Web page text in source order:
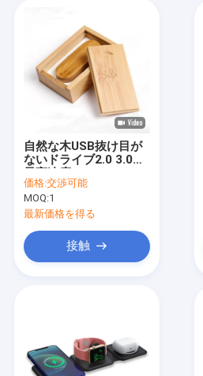
自然な木USB抜け目が
ないドライブ2.0 3.0の
128GB
価格:交渉可能
MOQ:1
最新価格を得る
接触